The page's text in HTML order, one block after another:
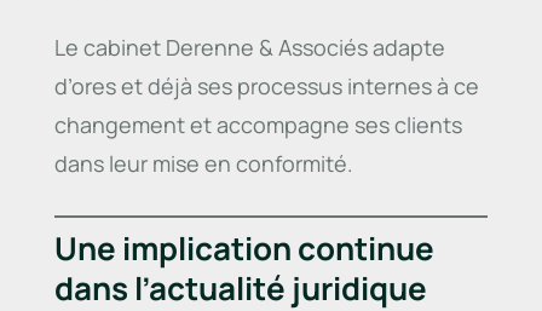
Le cabinet Derenne & Associés adapte
d’ores et déjà ses processus internes à ce
changement et accompagne ses clients
dans leur mise en conformité.
Une implication continue
dans l’actualité juridique